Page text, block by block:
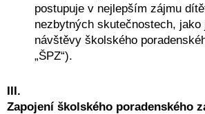
postupuje v nejlepším zájmu
nezbytných skutečnostech,
návštěvy školského
„ŠPZ“).
III.
Zapojení školského poradenského